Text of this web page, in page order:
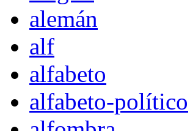
alemán
alf
alfabeto
alfabeto-político